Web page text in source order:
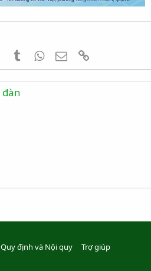
PinterestTumblrWhatsApp
Email
Quy định và Nội quy
Trợ giúp